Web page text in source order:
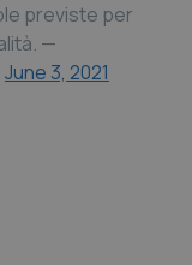
Ulcerosa
previste per
—
June 3, 2021